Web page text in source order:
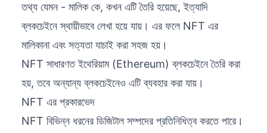
তথ্য যেমন - মালিক কে, কখন এটি তৈরি হয়েছে, ইত্যাদি
ব্লকচেইনে স্থায়ীভাবে লেখা হয়ে যায়। এর ফলে NFT এর
মালিকানা এবং সত্যতা যাচাই করা সহজ হয়।
NFT সাধারণত ইথেরিয়াম (Ethereum) ব্লকচেইনে তৈরি করা
হয়, তবে অন্যান্য ব্লকচেইনেও এটি ব্যবহার করা যায়।
NFT এর প্রকারভেদ
NFT বিভিন্ন ধরনের ডিজিটাল সম্পদের প্রতিনিধিত্ব করতে পারে।